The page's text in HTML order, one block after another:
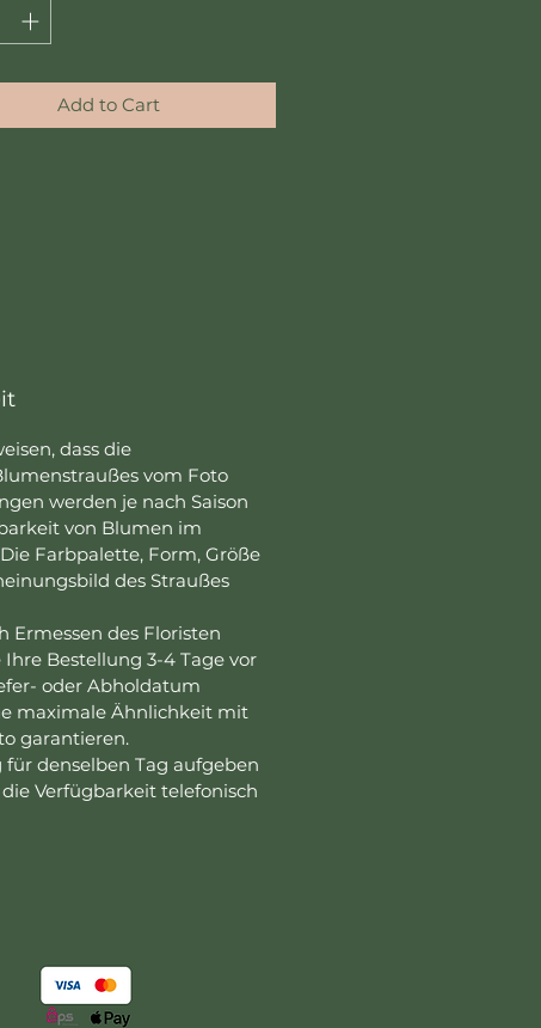
Add to Cart
dass die
vom Foto
werden je nach Saison
von Blumen im
Farbpalette, Form, Größe
des Straußes
Ermessen des Floristen
Bestellung 3-4 Tage vor
oder Abholdatum
maximale Ähnlichkeit mit
garantieren.
denselben Tag aufgeben
Verfügbarkeit telefonisch